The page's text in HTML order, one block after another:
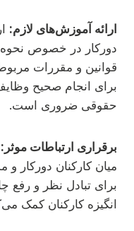
ارائه آموزش‌های لازم:
دورکار در خصوص نحوه
قوانین و مقررات
برای انجام صحیح
حقوقی ضروری است.
برقراری ارتباطات موثر:
میان کارکنان دورکار
برای تبادل نظر و رفع
انگیزه کارکنان کمک